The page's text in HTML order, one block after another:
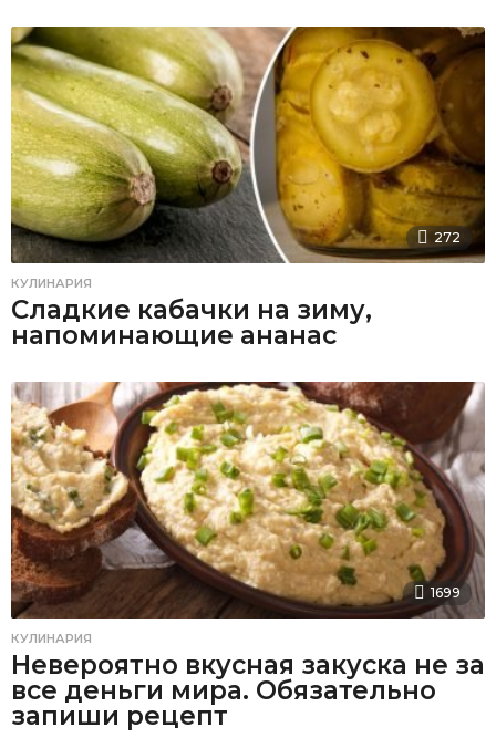
272
КУЛИНАРИЯ
Сладкие кабачки на зиму,
напоминающие ананас
1699
КУЛИНАРИЯ
Невероятно вкусная закуска не за
все деньги мира. Обязательно
запиши рецепт